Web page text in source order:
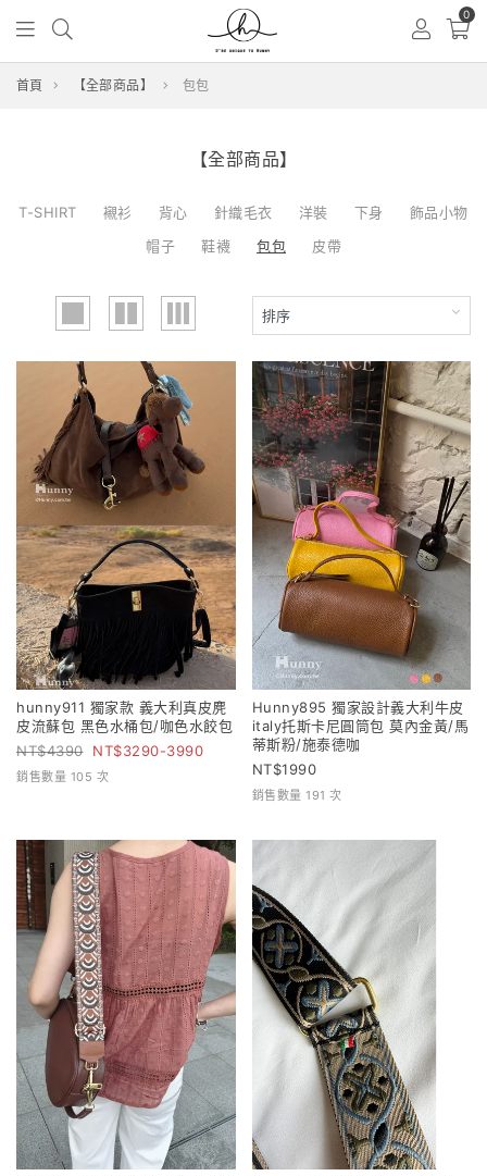
0
首頁 【全部商品】 包包
【全部商品】
T-SHIRT 襯衫 背心 針織毛衣 洋裝 下身
飾品小物
帽子
鞋襪 包包 皮帶
hunny911 獨家款 義大利真皮麂
皮流蘇包 黑色水桶包/咖色水餃包
4390
3290-3990
銷售數量 105 次
Hunny895 獨家設計義大利牛皮
italy托斯卡尼圓筒包 莫內金黃/馬
蒂斯粉/施泰德咖
1990
銷售數量 191 次